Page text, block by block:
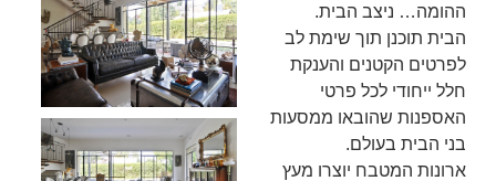
ההומה… ניצב הבית.
הבית תוכנן תוך שימת לב
לפרטים הקטנים והענקת
חלל ייחודי לכל פרטי
האספנות שהובאו ממסעות
בני הבית בעולם.
ארונות המטבח יוצרו מעץ